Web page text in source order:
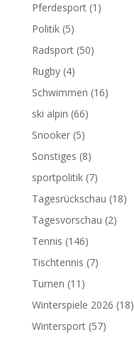
Pferdesport(1)
Politik(5)
Radsport(50)
Rugby(4)
Schwimmen (16)
ski alpin (66)
Snooker(5)
Sonstiges (8)
sportpolitik(7)
Tagesrückschau (18)
Tagesvorschau (2)
Tennis (146)
Tischtennis (7)
Turnen (11)
Winterspiele 2026 (18)
Wintersport(57)